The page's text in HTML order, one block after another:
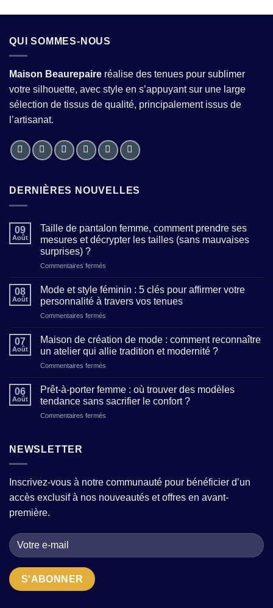
QUI SOMMES-NOUS
Maison Beaurepaire réalise des tenues pour sublimer
votre silhouette, avec style en s’appuyant sur une large
sélection de tissus de qualité, principalement issus de
l’artisanat.
DERNIÈRES NOUVELLES
09
Août
Taille de pantalon femme, comment prendre ses
mesures et décrypter les tailles (sans mauvaises
surprises) ?
Commentaires fermés
de
femme,
ses
mesures
tailles
(sans
08
Août
Mode et style féminin : 5 clés pour affirmer votre
personnalité à travers vos tenues
Commentaires fermés
et
style
féminin
clés
pour
07
Août
Maison de création de mode : comment reconnaître
un atelier qui allie tradition et modernité ?
Commentaires fermés
création
de
qui
tradition
06
Août
Prêt-à-porter femme : où trouver des modèles
tendance sans sacrifier le confort ?
Commentaires fermés
trouver
des
confort
NEWSLETTER
Inscrivez-vous à notre communauté pour bénéficier d’un
accès exclusif à nos nouveautés et offres en avant-
première.